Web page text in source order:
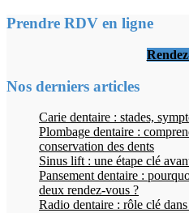
Prendre RDV en ligne
Nos derniers articles
Carie dentaire : stades,
Plombage dentaire :
conservation des dents
Sinus lift : une étape clé
Pansement dentaire :
deux rendez-vous ?
Radio dentaire : rôle clé